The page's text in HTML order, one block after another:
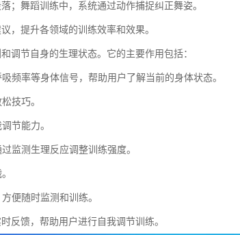
；舞蹈训练中，系统通过动作捕捉纠正舞姿。
，提升各领域的训练效率和效果。
调节自身的生理状态。它的主要作用包括：
频率等身体信号，帮助用户了解当前的身体状态。
技巧。
节能力。
监测生理反应调整训练强度。
便随时监测和训练。
反馈，帮助用户进行自我调节训练。